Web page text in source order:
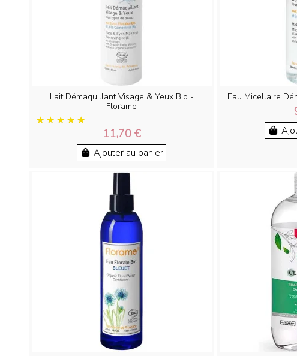
Lait Démaquillant Visage & Yeux Bio -
Florame
11,70 €
Ajouter au panier
Eau Micellaire